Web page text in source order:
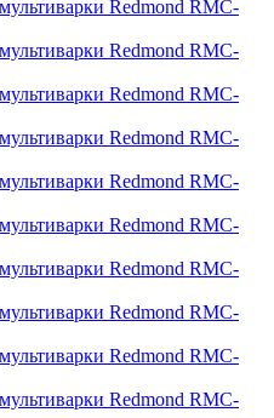
Redmond RMC-
Redmond RMC-
Redmond RMC-
Redmond RMC-
Redmond RMC-
Redmond RMC-
Redmond RMC-
Redmond RMC-
Redmond RMC-
Redmond RMC-